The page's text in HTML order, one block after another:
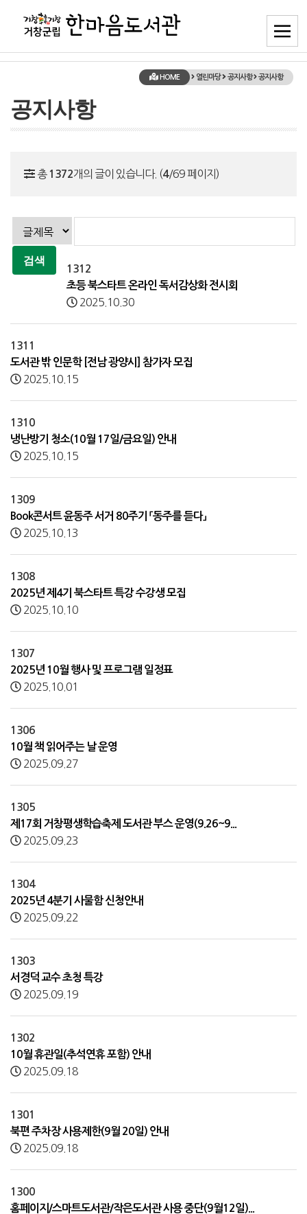
HOME 열린마당 공지사항 공지사항
공지사항
총 1372개의 글이 있습니다. (4/69 페이지)
1312
초등 북스타트 온라인 독서감상화 전시회
2025.10.30
1311
도서관 밖 인문학 [전남 광양시] 참가자 모집
2025.10.15
1310
냉난방기 청소(10월 17일/금요일) 안내
2025.10.15
1309
Book콘서트 윤동주 서거 80주기 「동주를 듣다」
2025.10.13
1308
2025년 제4기 북스타트 특강 수강생 모집
2025.10.10
1307
2025년 10월 행사 및 프로그램 일정표
2025.10.01
1306
10월 책 읽어주는 날 운영
2025.09.27
1305
제17회 거창평생학습축제 도서관 부스 운영(9.26~9...
2025.09.23
1304
2025년 4분기 사물함 신청안내
2025.09.22
1303
서경덕 교수 초청 특강
2025.09.19
1302
10월 휴관일(추석연휴 포함) 안내
2025.09.18
1301
북편 주차장 사용제한(9월 20일) 안내
2025.09.18
1300
홈페이지/스마트도서관/작은도서관 사용 중단(9월12일)...